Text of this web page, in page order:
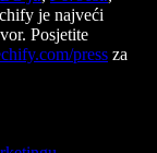
je najveći
Posjetite
press za